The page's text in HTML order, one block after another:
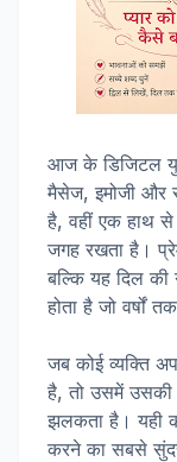
आज के डिजिटल
मैसेज, इमोजी और
है, वहीं एक हाथ
जगह रखता है।
बल्कि यह दिल की
होता है जो वर्षों
जब कोई व्यक्ति
है, तो उसमें उसकी
झलकता है। यही
करने का सबसे सुंदर